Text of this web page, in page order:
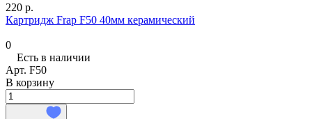
220 р.
Картридж Frap F50 40мм керамический
0
Есть в наличии
Арт. F50
В корзину